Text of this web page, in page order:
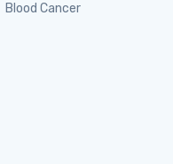
Blood Cancer